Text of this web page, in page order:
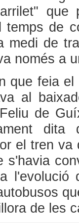
que
temps de
medi de
només a
que feia
al
de
dita
el tren va
s'havia
l'evolució
de les